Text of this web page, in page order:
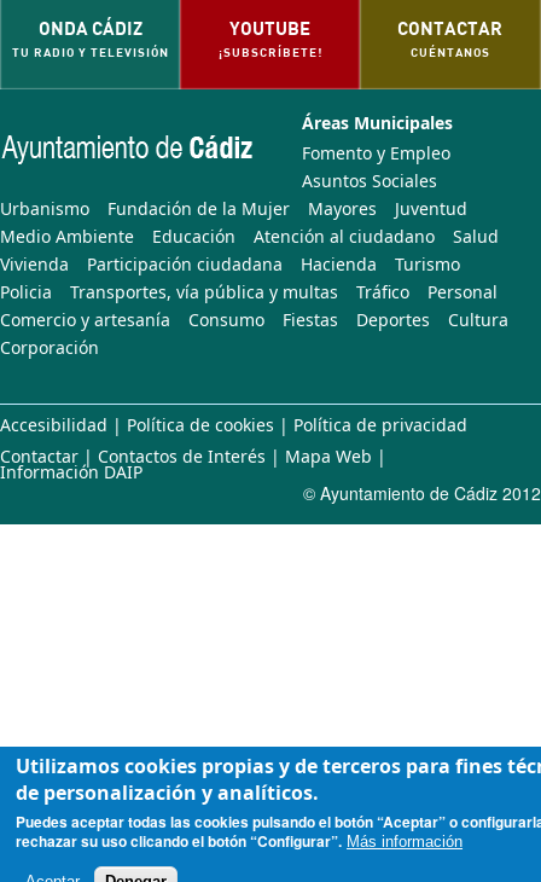
ONDA CÁDIZ
TU RADIO Y TELEVISIÓN
YOUTUBE
¡SUBSCRÍBETE!
CONTACTAR
CUÉNTANOS
Áreas Municipales
Fomento y Empleo
Asuntos Sociales
Urbanismo
Fundación de la Mujer Mayores
Juventud
Medio Ambiente
Educación Atención al ciudadano
Salud
Vivienda
Participación ciudadana Hacienda
Turismo
Policia
Transportes, vía pública y multas Tráfico
Personal
Comercio y artesanía
Consumo Fiestas Deportes
Cultura
Corporación
Accesibilidad | Política de cookies | Política de privacidad
Contactar | Contactos de Interés | Mapa Web |
Información DAIP
© Ayuntamiento de Cádiz 2012
Utilizamos cookies propias y de terceros para fines
de personalización y analíticos.
Puedes aceptar todas las cookies pulsando el botón “Aceptar” o
rechazar su uso clicando el botón “Configurar”. Más información